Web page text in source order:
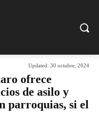
Updated: 30 octubre, 2024
ofrece
de asilo y
parroquias, si el